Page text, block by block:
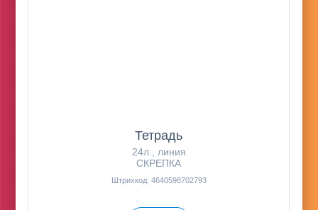
Тетрадь
24л., линия
СКРЕПКА
Штрихкод: 4640598702793